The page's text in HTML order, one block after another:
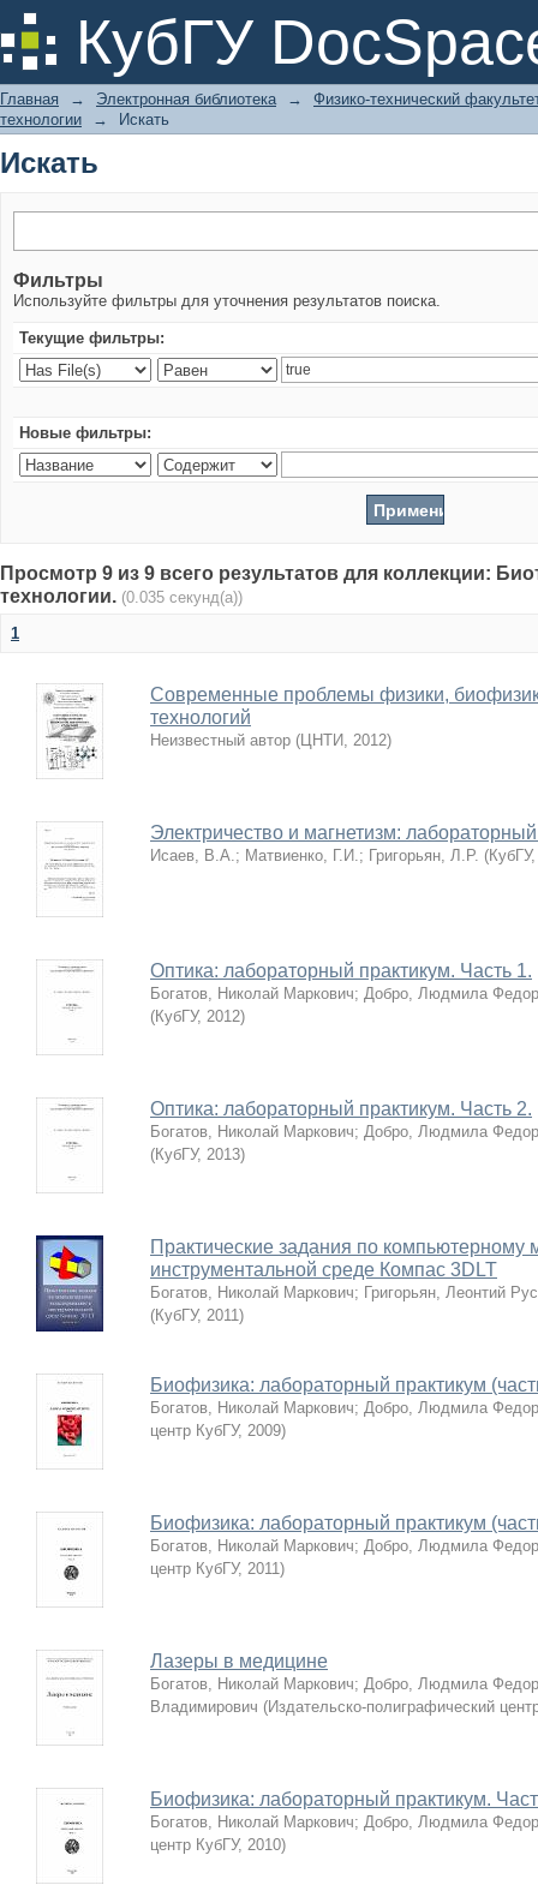
КубГУ
Искать
Главная → Электронная библиотека →
Физико-технический
технологии
→ Искать
Искать
Фильтры
Используйте фильтры для уточнения результатов поиска.
Текущие фильтры:
Новые фильтры:
Просмотр 9 из 9 всего результатов для коллекции:
технологии. (0.035 секунд(а))
1
Современные проблемы физики,
технологий
Неизвестный автор (ЦНТИ, 2012)
Электричество и магнетизм:
Исаев, В.А.; Матвиенко, Г.И.; Григорьян, Л.Р. (КубГУ
Оптика: лабораторный практикум. Часть 1.
Богатов, Николай Маркович; Добро, Людмила
(КубГУ, 2012)
Оптика: лабораторный практикум. Часть 2.
Богатов, Николай Маркович; Добро, Людмила
(КубГУ, 2013)
Практические задания по компьютерному
инструментальной среде Компас 3DLT
Богатов, Николай Маркович; Григорьян, Леонтий
(КубГУ, 2011)
Биофизика: лабораторный практикум
Богатов, Николай Маркович; Добро, Людмила
центр КубГУ, 2009)
Биофизика: лабораторный практикум
Богатов, Николай Маркович; Добро, Людмила
центр КубГУ, 2011)
Лазеры в медицине
Богатов, Николай Маркович; Добро, Людмила
Владимирович (Издательско-полиграфический
Биофизика: лабораторный практикум.
Богатов, Николай Маркович; Добро, Людмила
центр КубГУ, 2010)